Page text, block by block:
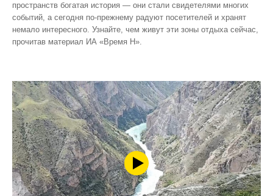
пространств богатая история — они стали свидетелями многих
событий, а сегодня по‑прежнему радуют посетителей и хранят
немало интересного. Узнайте, чем живут эти зоны отдыха сейчас,
прочитав материал ИА «Время Н».